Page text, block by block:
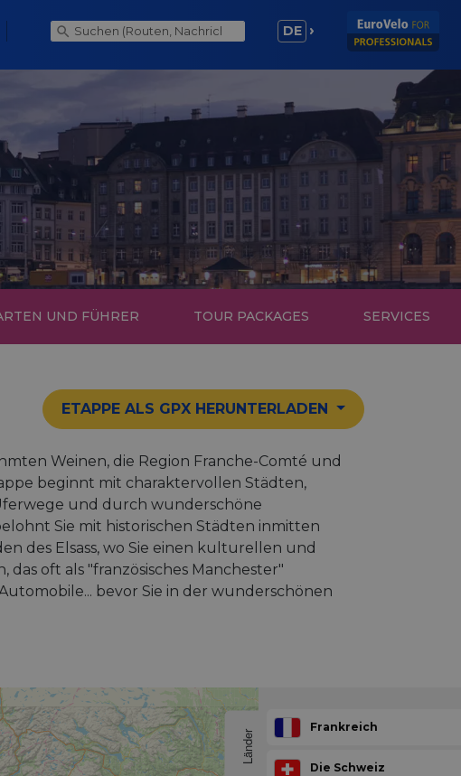
DE
UND FÜHRER TOUR PACKAGES SERVICES
ETAPPE ALS GPX HERUNTERLADEN
Weinen, die Region Franche-Comté und
beginnt mit charaktervollen Städten,
und durch wunderschöne
Sie mit historischen Städten inmitten
des Elsass, wo Sie einen kulturellen und
oft als "französisches Manchester"
bevor Sie in der wunderschönen
Länder
Frankreich
Die Schweiz